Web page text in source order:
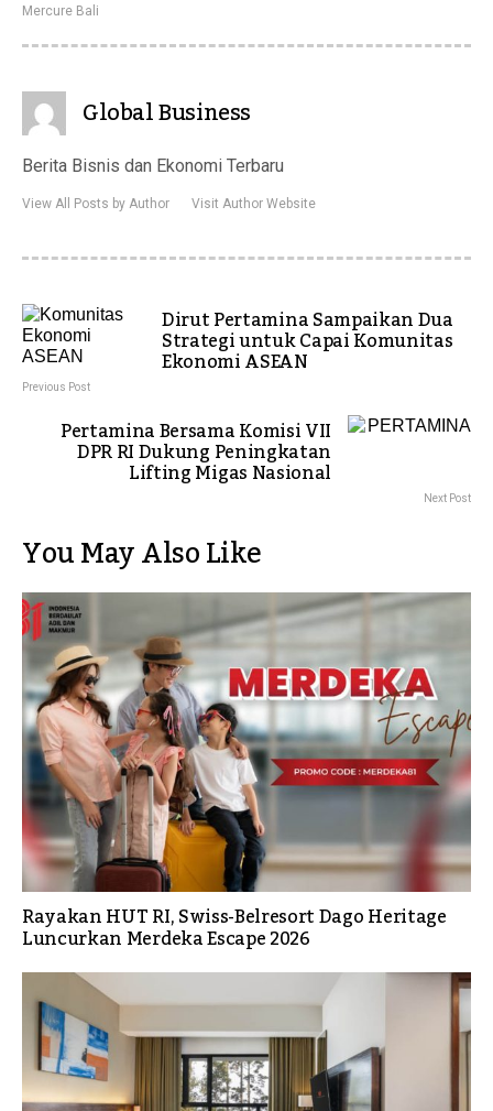
Mercure Bali
Global Business
Berita Bisnis dan Ekonomi Terbaru
View All Posts by Author Visit Author Website
Dirut Pertamina Sampaikan Dua
Strategi untuk Capai Komunitas
Ekonomi ASEAN
Previous Post
Pertamina Bersama Komisi VII
DPR RI Dukung Peningkatan
Lifting Migas Nasional
Next Post
You May Also Like
Rayakan HUT RI, Swiss-Belresort Dago Heritage
Luncurkan Merdeka Escape 2026